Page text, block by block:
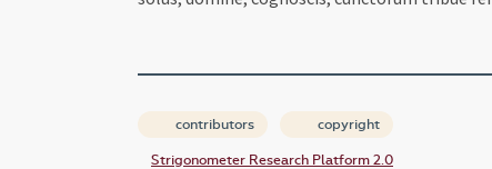
contributors copyright
Strigonometer Research Platform 2.0